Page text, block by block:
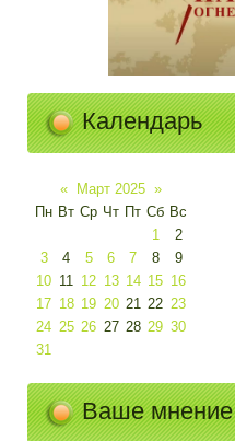
Календарь
« Март 2025 »
Пн Вт Ср Чт Пт Сб Вс
1
2
3
4 5 6 7 8
9
10 11 12 13 14 15 16
17 18 19 20 21 22 23
24 25 26 27 28 29 30
31
Ваше мнение